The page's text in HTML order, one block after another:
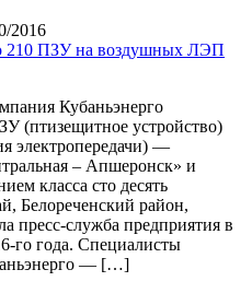
2016
Кубаньэнерго
(птизещитное устройство)
электропередачи) —
– Апшеронск» и
класса сто десять
Белореченский район,
пресс-служба предприятия в
го года. Специалисты
— […]